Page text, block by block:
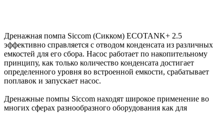
Дренажная помпа Siccom (Сикком) ECOTANK+ 2.5
эффективно справляется с отводом конденсата из различных
емкостей для его сбора. Насос работает по накопительному
принципу, как только количество конденсата достигает
определенного уровня во встроенной емкости, срабатывает
поплавок и запускает насос.
Дренажные помпы Siccom находят широкое применение во
многих сферах разнообразного оборудования как для